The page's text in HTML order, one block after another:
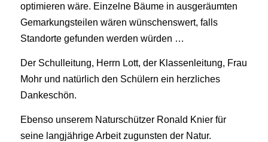
optimieren wäre. Einzelne Bäume in ausgeräumten
Gemarkungsteilen wären wünschenswert, falls
Standorte gefunden werden würden …
Der Schulleitung, Herrn Lott, der Klassenleitung, Frau
Mohr und natürlich den Schülern ein herzliches
Dankeschön.
Ebenso unserem Naturschützer Ronald Knier für
seine langjährige Arbeit zugunsten der Natur.